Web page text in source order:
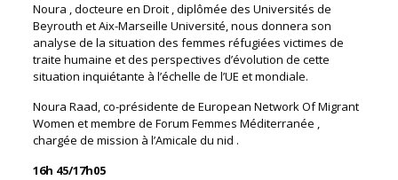
Noura , docteure en Droit , diplômée des Universités de
Beyrouth et Aix-Marseille Université, nous donnera son
analyse de la situation des femmes réfugiées victimes de
traite humaine et des perspectives d’évolution de cette
situation inquiétante à l’échelle de l’UE et mondiale.
Noura Raad, co-présidente de European Network Of Migrant
Women et membre de Forum Femmes Méditerranée ,
chargée de mission à l’Amicale du nid .
16h 45/17h05